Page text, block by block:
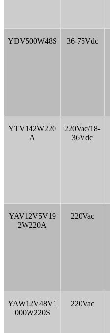
YDV500W48S 36-75Vdc
YTV142W220
A
220Vac/18-
36Vdc
YAV12V5V19
2W220A
220Vac
YAW12V48V1
000W220S
220Vac